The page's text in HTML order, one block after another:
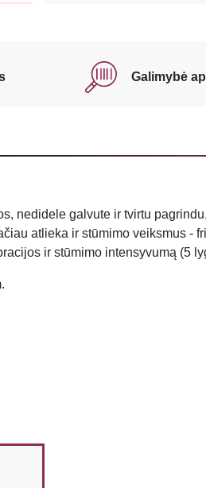
Galimybė
nedidele galvute ir tvirtu
atlieka ir stūmimo veiksmus -
ir stūmimo intensyvumą (5